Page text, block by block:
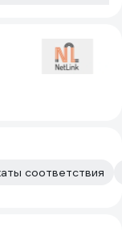
соответствия